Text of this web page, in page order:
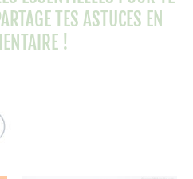
TES ASTUCES EN
!